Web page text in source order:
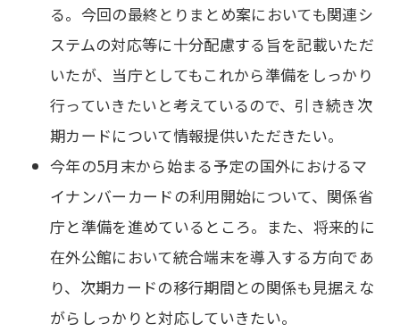
る。今回の最終とりまとめ案においても関連シ
ステムの対応等に十分配慮する旨を記載いただ
いたが、当庁としてもこれから準備をしっかり
行っていきたいと考えているので、引き続き次
期カードについて情報提供いただきたい。
今年の5月末から始まる予定の国外におけるマ
イナンバーカードの利用開始について、関係省
庁と準備を進めているところ。また、将来的に
在外公館において統合端末を導入する方向であ
り、次期カードの移行期間との関係も見据えな
がらしっかりと対応していきたい。